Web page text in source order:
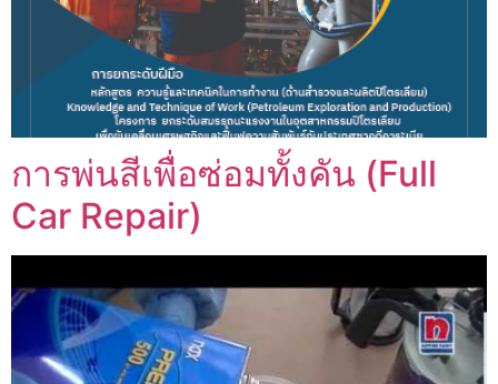
การพ่นสีเพื่อซ่อมทั้งคัน (Full
Car Repair)